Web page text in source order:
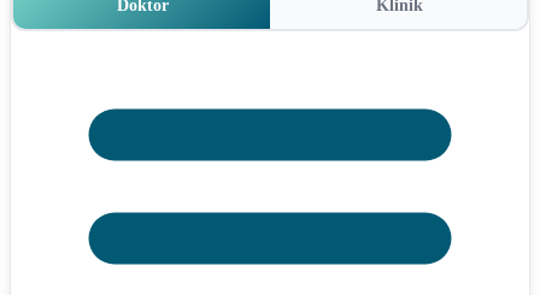
Doktor Klinik